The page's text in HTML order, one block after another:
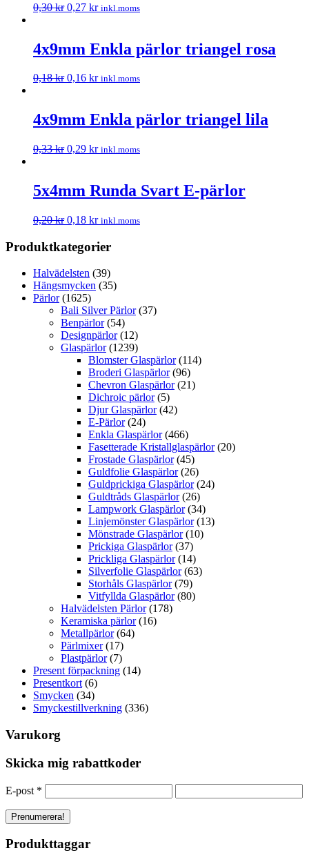
0,30kr 0,27 kr inkl.moms
4x9mm Enkla pärlor triangel rosa
0,18kr 0,16 kr inkl.moms
4x9mm Enkla pärlor triangel lila
0,33kr 0,29 kr inkl.moms
5x4mm Runda Svart E-pärlor
0,20kr 0,18 kr inkl.moms
Produktkategorier
Halvädelsten (39)
Hängsmycken (35)
Pärlor (1625)
Bali Silver Pärlor (37)
Benpärlor (54)
Designpärlor (12)
Glaspärlor (1239)
Blomster Glaspärlor (114)
Broderi Glaspärlor (96)
Chevron Glaspärlor (21)
Dichroic pärlor (5)
Djur Glaspärlor (42)
E-Pärlor (24)
Enkla Glaspärlor (466)
Fasetterade Kristallglaspärlor (20)
Frostade Glaspärlor (45)
Guldfolie Glaspärlor (26)
Guldprickiga Glaspärlor (24)
Guldtråds Glaspärlor (26)
Lampwork Glaspärlor (34)
Linjemönster Glaspärlor (13)
Mönstrade Glaspärlor (10)
Prickiga Glaspärlor (37)
Prickliga Glaspärlor (14)
Silverfolie Glaspärlor (63)
Storhåls Glaspärlor (79)
Vitfyllda Glaspärlor (80)
Halvädelsten Pärlor (178)
Keramiska pärlor (16)
Metallpärlor (64)
Pärlmixer (17)
Plastpärlor (7)
Present förpackning (14)
Presentkort (6)
Smycken (34)
Smyckestillverkning (336)
Varukorg
Skicka mig rabattkoder
E-post *
Produkttaggar